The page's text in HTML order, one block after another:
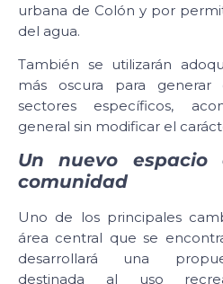
urbana de Colón y por
del agua.
También se utilizarán
más oscura para
sectores específicos,
general sin modificar el
Un nuevo
comunidad
Uno de los principales
área central que se
desarrollará una
destinada al uso